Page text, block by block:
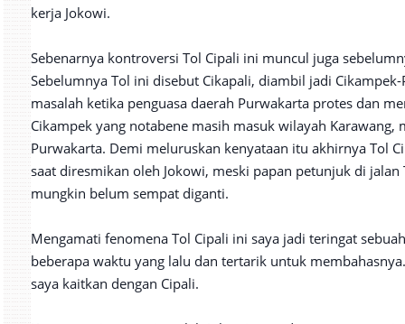
kerja Jokowi.
Sebenarnya kontroversi Tol Cipali ini muncul juga
Sebelumnya Tol ini disebut Cikapali, diambil jadi
masalah ketika penguasa daerah Purwakarta protes dan
Cikampek yang notabene masih masuk wilayah
Purwakarta. Demi meluruskan kenyataan itu akhirnya Tol
saat diresmikan oleh Jokowi, meski papan petunjuk di
mungkin belum sempat diganti.
Mengamati fenomena Tol Cipali ini saya jadi teringat
beberapa waktu yang lalu dan tertarik untuk
saya kaitkan dengan Cipali.